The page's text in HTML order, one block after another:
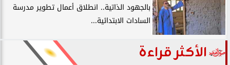
بالجهود الذاتية.. انطلاق أعمال تطوير مدرسة
السادات الابتدائية...
الأكثر قراءة